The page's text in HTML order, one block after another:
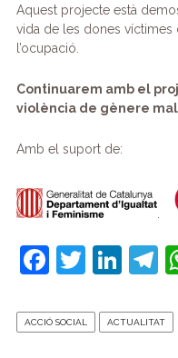
Aquest projecte està
vida de les dones víctimes
l’ocupació.
Continuarem amb el
violència de gènere
Amb el suport de:
.
F
c
T
itt
Li
k
T
e
ACCIÓ SOCIAL ACTUALITAT